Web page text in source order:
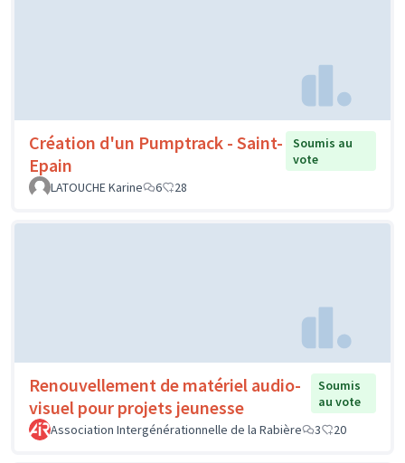
Création d'un Pumptrack - Saint-
Epain
Soumis au
vote
LATOUCHE Karine
6 28
Renouvellement de matériel audio-
visuel pour projets jeunesse
Soumis
au vote
Association Intergénérationnelle de la Rabière
3 20